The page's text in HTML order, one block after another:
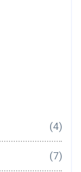
(4)
(7)